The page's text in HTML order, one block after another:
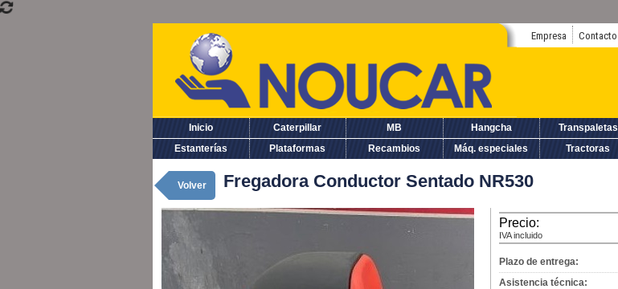
Empresa Contacto
Inicio Caterpillar MB Hangcha Transpaletas
Estanterías
Plataformas Recambios Máq. especiales Tractoras
Volver Fregadora Conductor Sentado NR530
Precio:
IVA incluido
Plazo de entrega:
Asistencia técnica: